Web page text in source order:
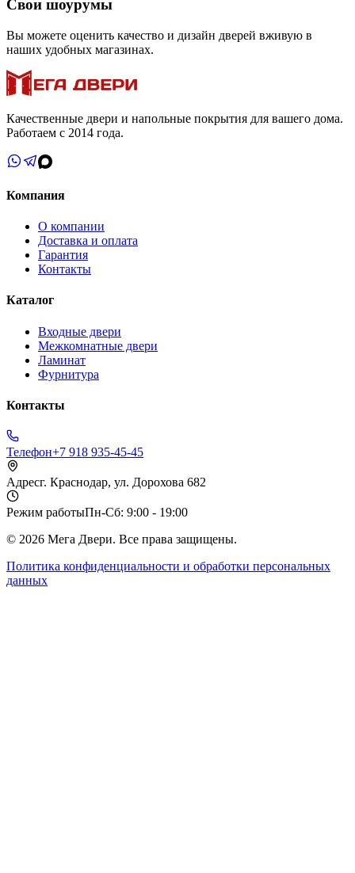
Свои шоурумы
Вы можете оценить качество и дизайн дверей вживую в
наших удобных магазинах.
Качественные двери и напольные покрытия для вашего дома.
Работаем с 2014 года.
Компания
О компании
Доставка и оплата
Гарантия
Контакты
Каталог
Входные двери
Межкомнатные двери
Ламинат
Фурнитура
Контакты
Телефон+7 918 935-45-45
Адресг. Краснодар, ул. Дорохова 682
Режим работыПн-Сб: 9:00 - 19:00
© 2026 Мега Двери. Все права защищены.
Политика конфиденциальности и обработки персональных
данных